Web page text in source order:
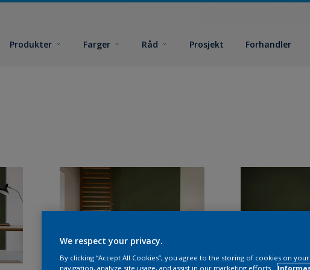
Produkter Farger Råd Prosjekt Forhandler
We respect your privacy.
By clicking “Accept All Cookies”, you agree to the storing of cookies on
navigation, analyze site usage, and assist in our marketing efforts.